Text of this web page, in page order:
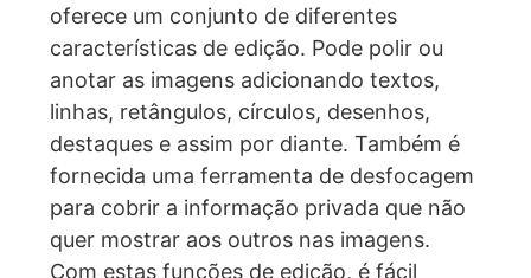
oferece um conjunto de diferentes
características de edição. Pode polir ou
anotar as imagens adicionando textos,
linhas, retângulos, círculos, desenhos,
destaques e assim por diante. Também é
fornecida uma ferramenta de desfocagem
para cobrir a informação privada que não
quer mostrar aos outros nas imagens.
Com estas funções de edição, é fácil